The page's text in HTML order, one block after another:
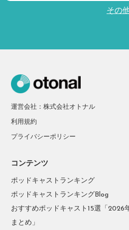
その
運営会社：株式会社オトナル
利用規約
プライバシーポリシー
コンテンツ
ポッドキャストランキング
ポッドキャストランキングBlog
おすすめポッドキャスト15選「2026
まとめ」